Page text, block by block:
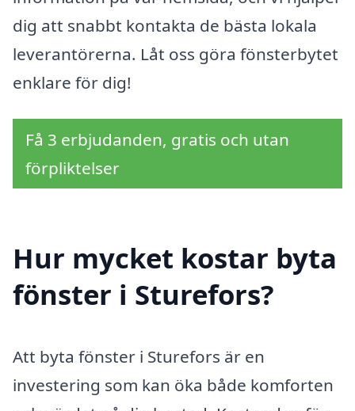
dig att snabbt kontakta de bästa lokala
leverantörerna. Låt oss göra fönsterbytet
enklare för dig!
Få 3 erbjudanden, gratis och utan
förpliktelser
Hur mycket kostar byta
fönster i Sturefors?
Att byta fönster i Sturefors är en
investering som kan öka både komforten